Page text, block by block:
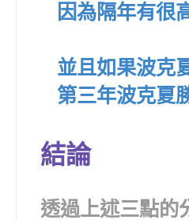
因為隔年有很
並且如果波克
第三年波克夏
結論
透過上述三點的